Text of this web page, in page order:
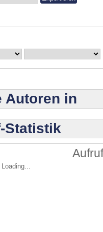
Autoren in
Statistik
Loading...